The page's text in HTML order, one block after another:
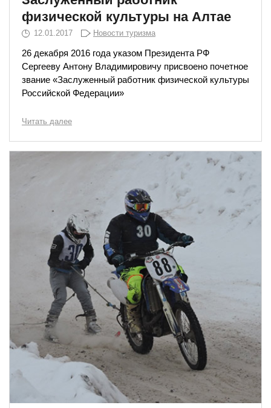
физической культуры на Алтае
12.01.2017 Новости туризма
26 декабря 2016 года указом Президента РФ
Сергееву Антону Владимировичу присвоено почетное
звание «Заслуженный работник физической культуры
Российской Федерации»
Читать далее